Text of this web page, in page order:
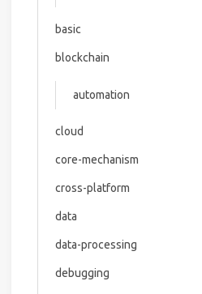
basic
blockchain
automation
cloud
core-mechanism
cross-platform
data
data-processing
debugging